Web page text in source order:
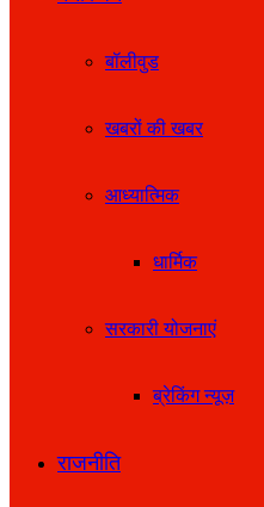
बॉलीवुड
खबरों की खबर
आध्यात्मिक
धार्मिक
सरकारी योजनाएं
ब्रेकिंग न्यूज़
राजनीति